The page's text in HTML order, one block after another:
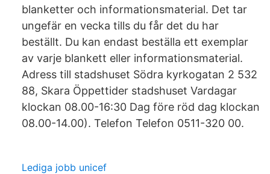
blanketter och informationsmaterial. Det tar
ungefär en vecka tills du får det du har
beställt. Du kan endast beställa ett exemplar
av varje blankett eller informationsmaterial.
Adress till stadshuset Södra kyrkogatan 2 532
88, Skara Öppettider stadshuset Vardagar
klockan 08.00-16:30 Dag före röd dag klockan
08.00-14.00). Telefon Telefon 0511-320 00.
Lediga jobb unicef